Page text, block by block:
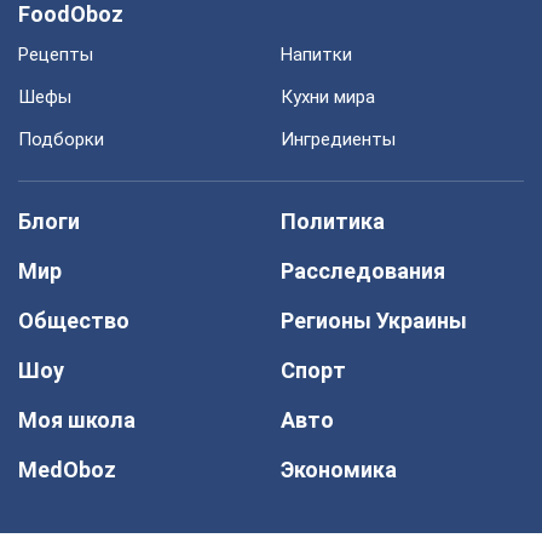
FoodOboz
Рецепты
Напитки
Шефы
Кухни мира
Подборки
Ингредиенты
Блоги
Политика
Мир
Расследования
Общество
Регионы Украины
Шоу
Спорт
Моя школа
Авто
MedOboz
Экономика